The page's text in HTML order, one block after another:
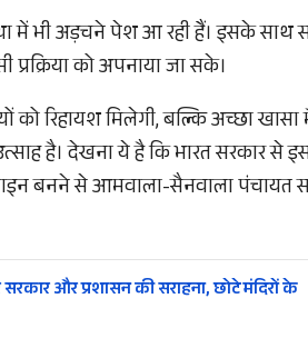
में भी अड़चने पेश आ रही हैं। इसके साथ
प्रक्रिया को अपनाया जा सके।
रिहायश मिलेगी, बल्कि अच्छा खासा
है। देखना ये है कि भारत सरकार से
लाइन बनने से आमवाला-सैनवाला
और प्रशासन की सराहना, छोटे मंदिरों के